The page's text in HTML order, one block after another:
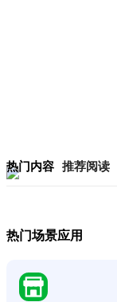
热门内容 推荐阅读
热门场景应用